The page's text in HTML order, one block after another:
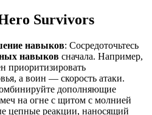
Survivors
навыков: Сосредоточьтесь
навыков сначала. Например,
приоритизировать
а воин — скорость атаки.
дополняющие
на огне с щитом с молнией
цепные реакции, наносящий